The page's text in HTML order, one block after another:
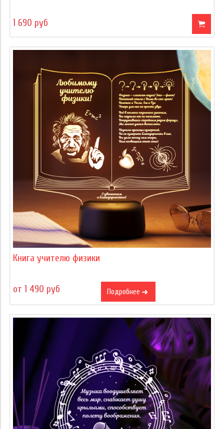
1 690 руб
Книга учителю физики
от 1 490 руб Подробнее